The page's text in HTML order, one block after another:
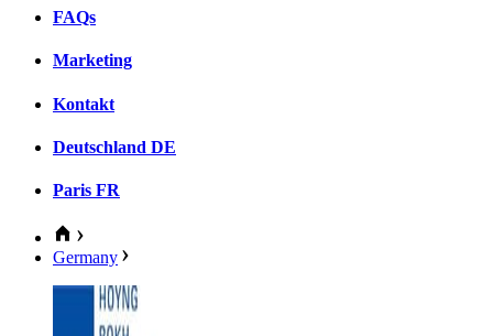
FAQs
Marketing
Kontakt
Deutschland DE
Paris FR
Germany